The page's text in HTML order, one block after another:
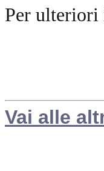
Per
Vai alle